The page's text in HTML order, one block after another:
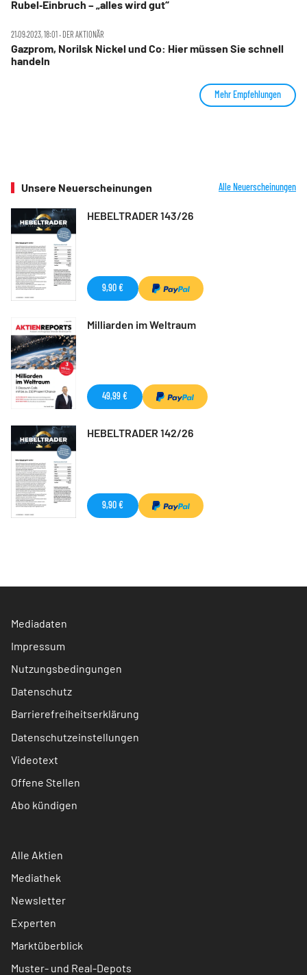
Rubel‑Einbruch – „alles wird gut“
21.09.2023, 18:01 ‧ DER AKTIONÄR
Gazprom, Norilsk Nickel und Co: Hier müssen Sie schnell
handeln
Mehr Empfehlungen
Unsere Neuerscheinungen Alle Neuerscheinungen
HEBELTRADER 143/26
9,90 €
Milliarden im Weltraum
49,99 €
HEBELTRADER 142/26
9,90 €
Mediadaten
Impressum
Nutzungsbedingungen
Datenschutz
Barrierefreiheitserklärung
Datenschutzeinstellungen
Videotext
Offene Stellen
Abo kündigen
Alle Aktien
Mediathek
Newsletter
Experten
Marktüberblick
Muster- und Real-Depots